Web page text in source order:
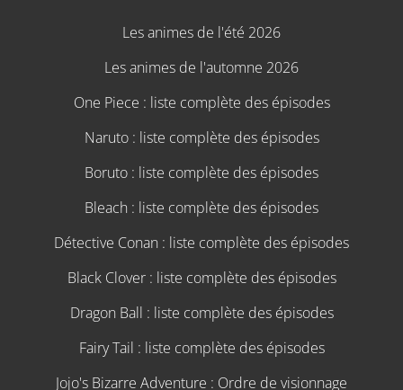
Les animes de l'été 2026
Les animes de l'automne 2026
One Piece : liste complète des épisodes
Naruto : liste complète des épisodes
Boruto : liste complète des épisodes
Bleach : liste complète des épisodes
Détective Conan : liste complète des épisodes
Black Clover : liste complète des épisodes
Dragon Ball : liste complète des épisodes
Fairy Tail : liste complète des épisodes
Jojo's Bizarre Adventure : Ordre de visionnage